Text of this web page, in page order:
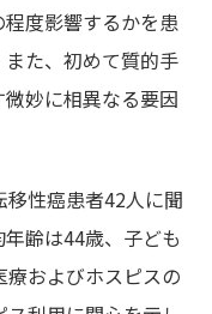
度影響するかを患
た、初めて質的手
妙に相異なる要因
性癌患者42人に聞
齢は44歳、子ども
およびホスピスの